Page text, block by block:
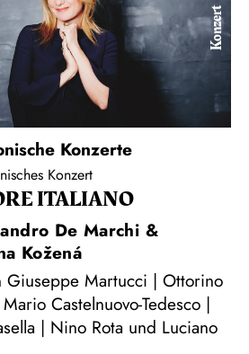
Konzert
Konzerte
Konzert
ITALIANO
De Marchi &
Kožená
Giuseppe Martucci | Ottorino
Castelnuovo-Tedesco |
| Nino Rota und Luciano